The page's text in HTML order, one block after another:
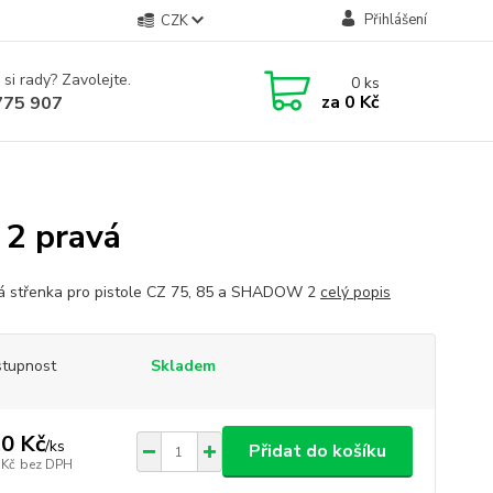
CZK Přihlášení
rady? Zavolejte.
907
0ks
za 0 Kč
pravá
střenka pro pistole CZ 75, 85 a SHADOW 2 celý popis
Skladem
Kč/ks
bez DPH
Přidat do košíku